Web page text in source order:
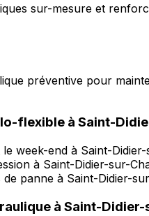
sur-mesure et
préventive pour
flexible à Saint-
week-end à Saint-
à Saint-Didier-sur-
panne à Saint-Didier-
à Saint-Didier-